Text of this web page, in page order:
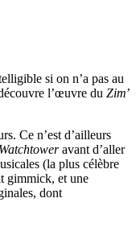
si on n’a pas au
l’œuvre du Zim’
Ce n’est d’ailleurs
avant d’aller
(la plus célèbre
gimmick, et une
dont